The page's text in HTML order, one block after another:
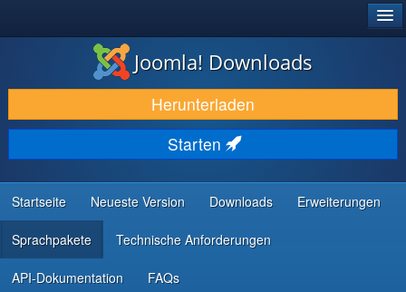
DOWNLOAD & ERWEITERN
ENTDECKEN & LERNEN
COMMUNITY & SUPPORT
RESSOURCEN FÜR ENTWICKLER
Joomla! Downloads
Herunterladen
Starten
Startseite Neueste Version Downloads Erweiterungen
Sprachpakete Technische Anforderungen
API-Dokumentation FAQs